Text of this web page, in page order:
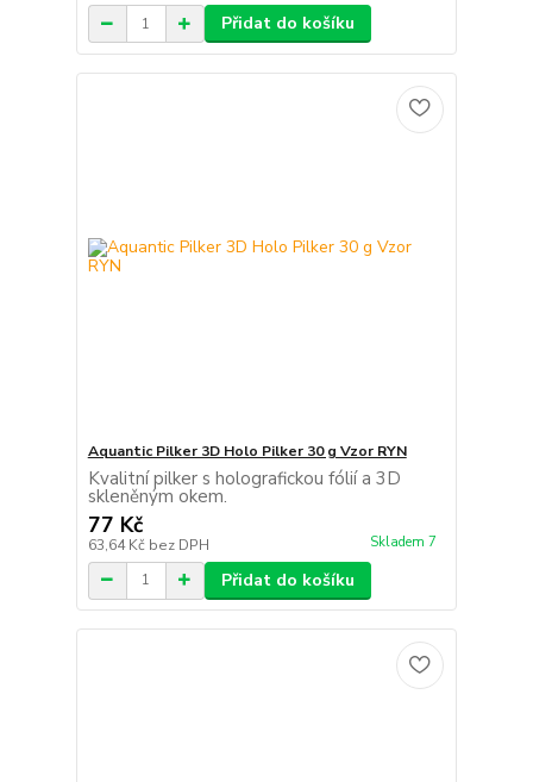
Přidat do košíku
Aquantic Pilker 3D Holo Pilker 30 g Vzor RYN
Kvalitní pilker s holografickou fólií a 3D
skleněným okem.
77 Kč
63,64 Kč bez DPH Skladem 7
Přidat do košíku